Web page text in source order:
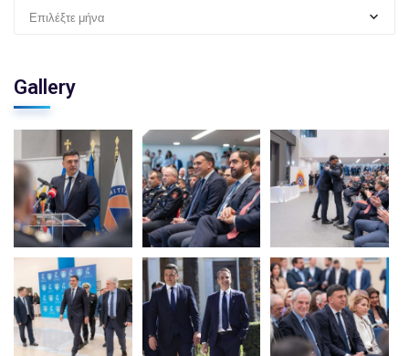
Επιλέξτε μήνα
Gallery